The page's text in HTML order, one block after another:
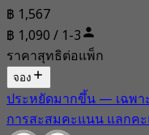
฿ 1,567
฿ 1,090 / 1-3
ราคาสุทธิต่อแพ็ก
จอง
ประหยัดมากขึ้น — เฉพา
การสะสมคะแนน แลกค